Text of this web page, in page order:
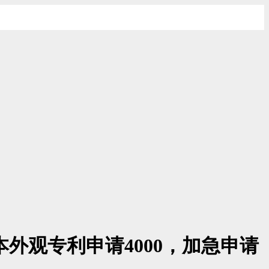
观专利申请4000，加急申请